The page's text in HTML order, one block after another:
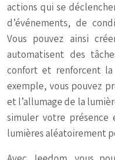
actions qui se
d’événements, de
Vous pouvez ainsi
automatisent des
confort et renforcent
exemple, vous pouvez
et l’allumage de la
simuler votre
lumières aléatoirement